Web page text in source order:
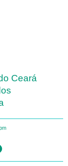
Ceará